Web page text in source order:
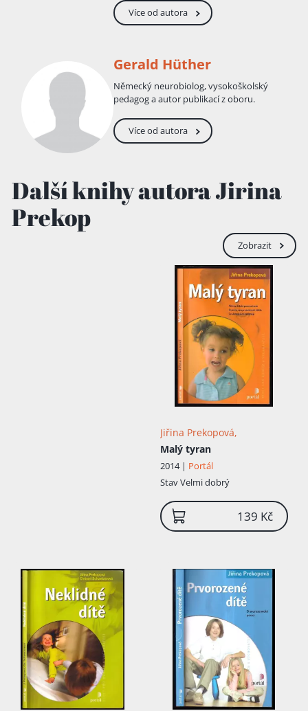
objetím. Vyvinula přitom vlastní
neakreditovanou metodu, tzv. Terapie
proti terapii a Jiřině Prekopové vystupuje
například organizace APLA, sdružující
rodiče dětí s autismem. Zemřela v Praze ve
věku 90 let.
Více od autora
Gerald Hüther
Německý neurobiolog, vysokoškolský
pedagog a autor publikací z oboru.
Více od autora
Další knihy autora Jirina
Prekop
Zobrazit
Jiřina Prekopová,
Malý tyran
2014 | Portál
StavVelmi dobrý
139 Kč